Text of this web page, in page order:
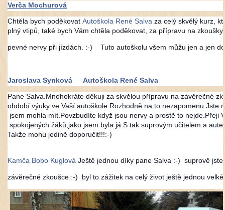
Verča Mochurová
Chtěla bych poděkovat Autoškola René Salva za celý skvělý kurz,
plný vtipů, také bych Vám chtěla poděkovat, za přípravu na
pevné nervy při jízdách. :-) Tuto autoškolu všem můžu jen a jen
Jaroslava Synková
Autoškola René Salva
Pane Salva.Mnohokráte děkuji za skvělou přípravu na závěrečné
období výuky ve Vaší autoškole.Rozhodně na to nezapomenu.Jste
jsem mohla mít.Povzbudíte když jsou nervy a prostě to nejde.Přeji
spokojených žáků,jako jsem byla já.S tak suprovým učitelem a
Takže mohu jedině doporučit!!!:-)
Kamča Bobo Kuglová Ještě jednou díky pane Salva :-) suprově
závěrečné zkoušce :-)
E
o
t
byl to zážitek na celý život ještě jednou